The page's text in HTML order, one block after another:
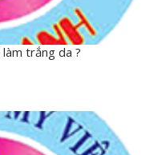
trắng da ?